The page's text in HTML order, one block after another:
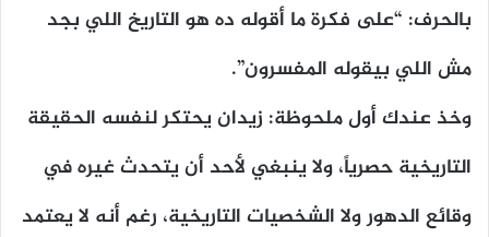
بالحرف: “على فكرة ما أقوله ده هو التاريخ اللي بجد
مش اللي بيقوله المفسرون”.
وخذ عندك أول ملحوظة: زيدان يحتكر لنفسه الحقيقة
التاريخية حصرياً، ولا ينبغي لأحد أن يتحدث غيره في
وقائع الدهور ولا الشخصيات التاريخية، رغم أنه لا يعتمد